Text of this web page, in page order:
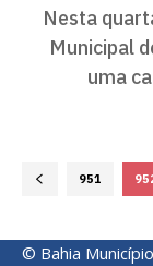
Nesta
Municipal
uma
951
© Bahia